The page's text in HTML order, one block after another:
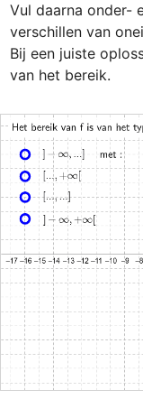
Vul daarna onder-
verschillen van
Bij een juiste
van het bereik.